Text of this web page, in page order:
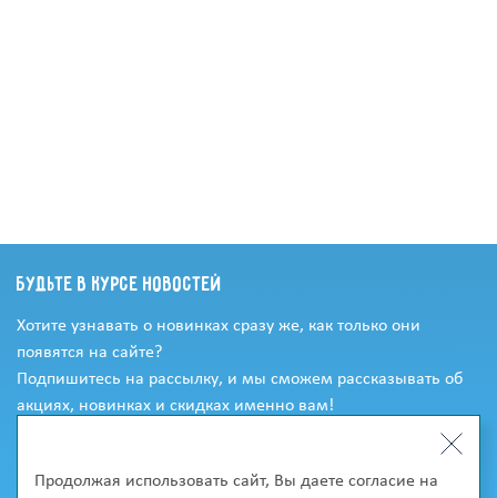
Продолжая использовать сайт, Вы даете согласие на
Будьте в курсе новостей
Хотите узнавать о новинках сразу же, как только они
появятся на сайте?
Подпишитесь на рассылку, и мы сможем рассказывать об
акциях, новинках и скидках именно вам!